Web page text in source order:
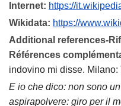
Internet: https://
Wikidata: https://
Additional references-
Références
indovino mi disse. Milano:
E io che dico: non sono
aspirapolvere: giro per il